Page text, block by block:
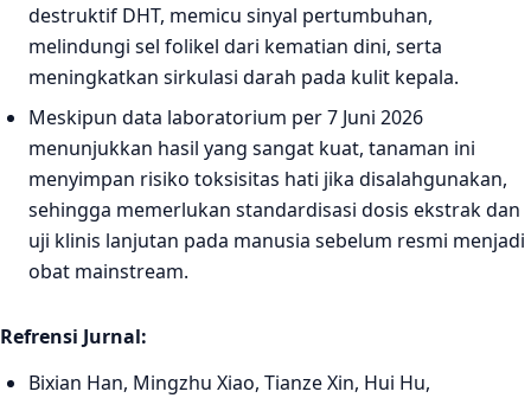
destruktif DHT, memicu sinyal pertumbuhan,
melindungi sel folikel dari kematian dini, serta
meningkatkan sirkulasi darah pada kulit kepala.
Meskipun data laboratorium per 7 Juni 2026
menunjukkan hasil yang sangat kuat, tanaman ini
menyimpan risiko toksisitas hati jika disalahgunakan,
sehingga memerlukan standardisasi dosis ekstrak dan
uji klinis lanjutan pada manusia sebelum resmi menjadi
obat mainstream.
Refrensi Jurnal:
Bixian Han, Mingzhu Xiao, Tianze Xin, Hui Hu,